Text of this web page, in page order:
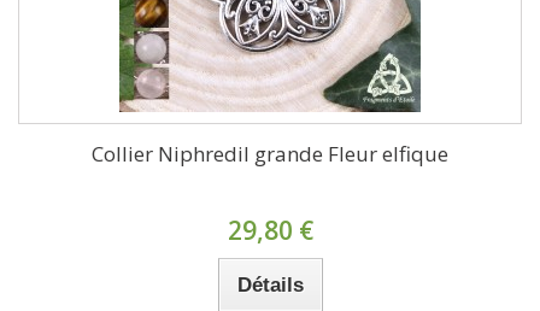
Collier Niphredil grande Fleur elfique
29,80 €
Détails